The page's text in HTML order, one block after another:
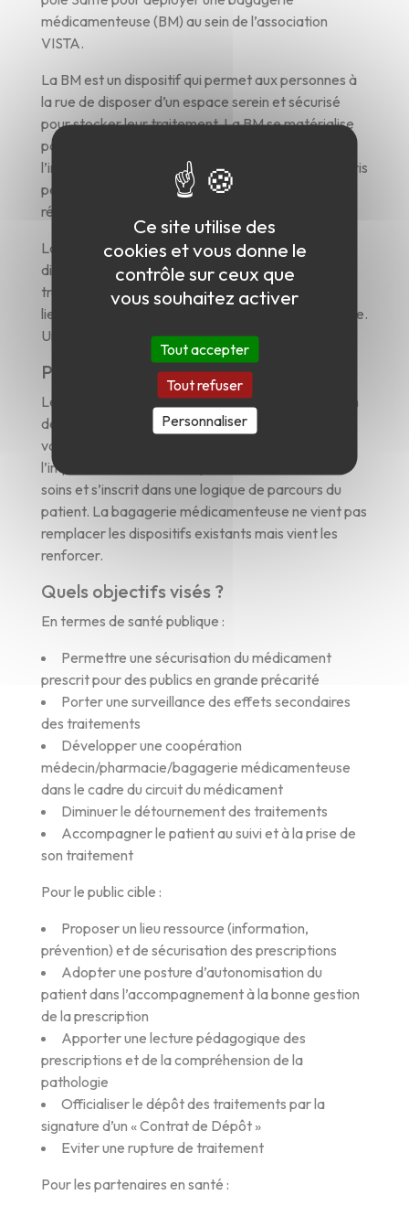
médicamenteuse (BM) au sein de l’association
VISTA.
La BM est un dispositif qui permet aux personnes à
la rue de disposer d’un espace serein et sécurisé
pour stocker leur traitement. La BM se matérialise
par des casiers individuels et sécurisés dans
l’infirmerie du Point Santé. Les personnes sans-abris
peuvent, en lien avec l’infirmière, déposer et
récupérer leur traitement.
La notion de bagagerie donne une direction au
dispositif. Le dispositif n’est pas là pour délivrer un
traitement à heure fixe, mais bien de proposer un
lieu ressource pour les personnes en situation de rue.
Une bagagerie est un lieu de dépôt.
Pour quel public ?
Le dispositif s’adresse à des personnes en situation
de vie à la rue et ayant une prescription médicale
valide. Elle intègre dans son fonctionnement
l’importance de rendre la personne actrice de ses
soins et s’inscrit dans une logique de parcours du
patient. La bagagerie médicamenteuse ne vient pas
remplacer les dispositifs existants mais vient les
renforcer.
Quels objectifs visés ?
En termes de santé publique :
Permettre une sécurisation du médicament
prescrit pour des publics en grande précarité
Porter une surveillance des effets secondaires
des traitements
Développer une coopération
médecin/pharmacie/bagagerie médicamenteuse
dans le cadre du circuit du médicament
Diminuer le détournement des traitements
Accompagner le patient au suivi et à la prise de
son traitement
Pour le public cible :
Proposer un lieu ressource (information,
prévention) et de sécurisation des prescriptions
Adopter une posture d’autonomisation du
patient dans l’accompagnement à la bonne gestion
de la prescription
Apporter une lecture pédagogique des
prescriptions et de la compréhension de la
pathologie
Officialiser le dépôt des traitements par la
signature d’un « Contrat de Dépôt »
Eviter une rupture de traitement
Pour les partenaires en santé :
Ce site utilise des
cookies et vous donne le
contrôle sur ceux que
vous souhaitez activer
Tout accepter
Tout refuser
Personnaliser